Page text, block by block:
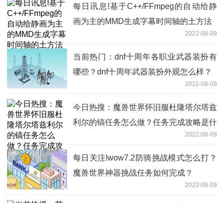
每日讯息!基于C++/FFmpeg的自动给静
画为主的MMD生成字幕时间轴的土方法
2022-08-09
当前热门：dnf十周年各职业武器装扮有
哪些？dnf十周年武器装扮外观怎么样？
2022-08-09
今日热搜：魔兽世界怀旧服杜隆塔尔塔兹
利尔的镐任务怎么做？任务完成攻略是什
2022-08-09
每日关注!wow7.2防骑挑战模式怎么打？
魔兽世界神器挑战任务如何完成？
2022-08-09